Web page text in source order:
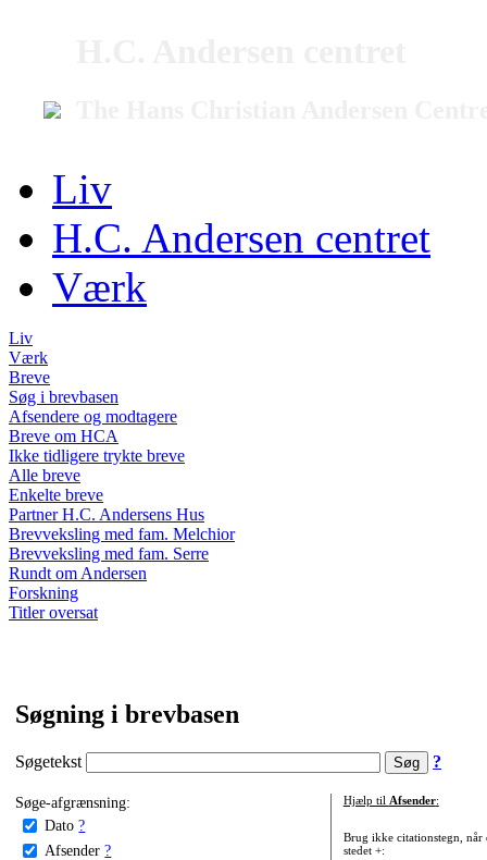
Liv
H.C. Andersen centret
Værk
Liv
Værk
Breve
Søg i brevbasen
Afsendere og modtagere
Breve om HCA
Ikke tidligere trykte breve
Alle breve
Enkelte breve
Partner H.C. Andersens Hus
Brevveksling med fam. Melchior
Brevveksling med fam. Serre
Rundt om Andersen
Forskning
Titler oversat
Søgning i brevbasen
Søgetekst ?
Søge-afgrænsning:
Dato ?
Afsender ?
Hjælp til Afsender:
Brug ikke citationstegn, når
stedet +: